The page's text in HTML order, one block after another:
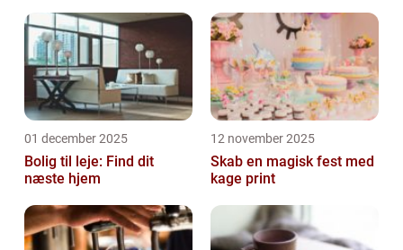
01 december 2025
Bolig til leje: Find dit
næste hjem
12 november 2025
Skab en magisk fest med
kage print